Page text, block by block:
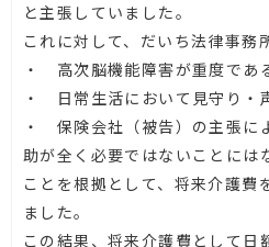
と主張していました。
これに対して、だいち法律事務
・ 高次脳機能障害が重度であ
・ 日常生活において見守り・
・ 保険会社（被告）の主張に
助が全く必要ではないことには
ことを根拠として、将来介護費
ました。
この結果、将来介護費として日